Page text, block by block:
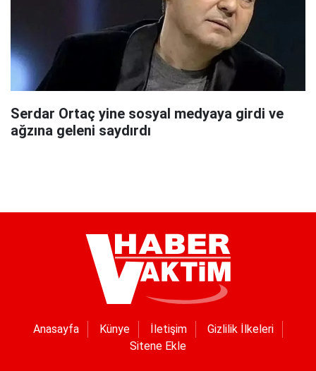
Serdar Ortaç yine sosyal medyaya girdi ve
ağzına geleni saydırdı
Anasayfa Künye İletişim
Gizlilik İlkeleri
Sitene Ekle